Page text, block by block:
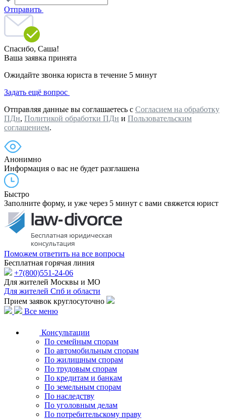
Отправить
Спасибо, Саша!
Ваша заявка принята
Ожидайте звонка юриста в течение 5 минут
Задать ещё вопрос
Отправляя данные вы соглашаетесь с Согласием на обработку
ПДн, Политикой обработки ПДн и Пользовательским
соглашением.
Анонимно
Информация о вас не будет разглашена
Быстро
Заполните форму, и уже через 5 минут с вами свяжется юрист
Поможем ответить на все вопросы
Бесплатная горячая линия
+7(800)551-24-06
Для жителей Москвы и МО
Для жителей Спб и области
Прием заявок круглосуточно
Все меню
Консультации
По семейным спорам
По автомобильным спорам
По жилищным спорам
По трудовым спорам
По кредитам и банкам
По земельным спорам
По наследству
По уголовным делам
По потребительскому праву